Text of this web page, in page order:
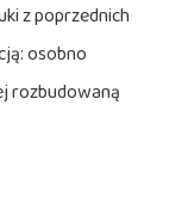
z poprzednich
osobno
rozbudowaną